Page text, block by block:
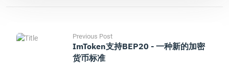
Previous Post
ImToken支持BEP20 - 一种新的加密
货币标准